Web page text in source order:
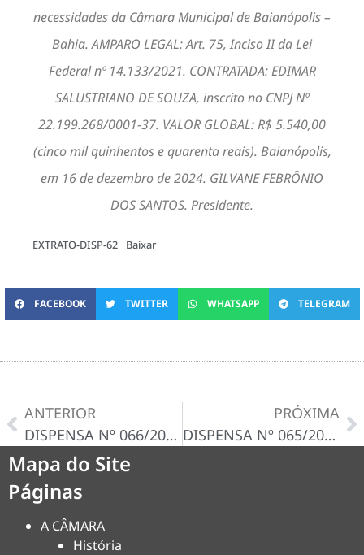
necessidades da Câmara Municipal de Baianópolis –
Bahia. AMPARO LEGAL: Art. 75, Inciso II da Lei
Federal nº 14.133/2021. CONTRATADA: EDIMAR
SALUSTRIANO DE SOUZA, inscrito no CNPJ Nº
22.199.268/0001-37. VALOR GLOBAL: R$ 5.540,00
(cinco mil quinhentos e quarenta reais). Baianópolis,
em 16 de dezembro de 2024. GILVANE FEBRÔNIO
DOS SANTOS. Presidente.
EXTRATO-DISP-62 Baixar
FACEBOOK TWITTER WHATSAPP TELEGRAM
ANTERIOR
DISPENSA Nº 066/2024
PRÓXIMA
DISPENSA Nº 065/2024-D – CERTIDÃO/DECISÃO
Mapa do Site
Páginas
A CÂMARA
História